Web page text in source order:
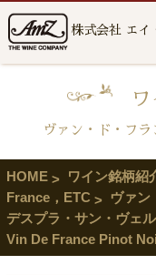
株式会社 エイ
ヴァン・ド・フ
HOME ワイン銘柄紹
France，ETC
ヴァン
デスプラ・サン・ヴェ
Vin De France Pinot